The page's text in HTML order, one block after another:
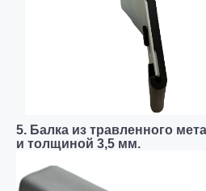
5. Балка из травленного
и толщиной 3,5 мм.